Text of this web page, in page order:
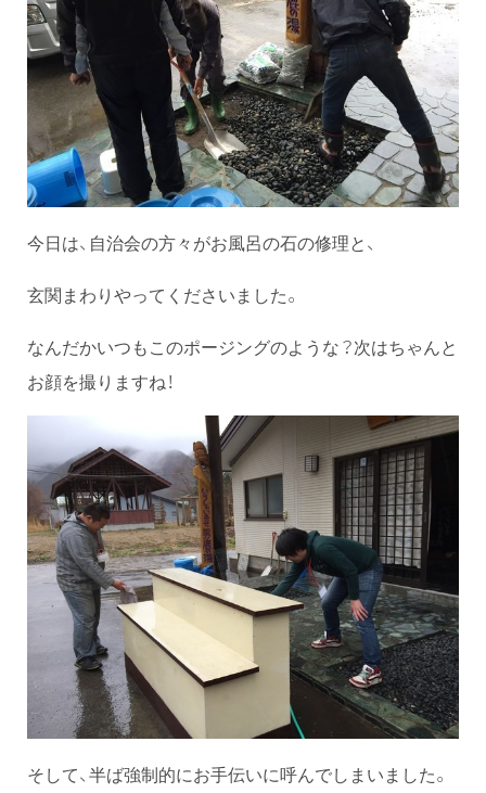
今日は、自治会の方々がお風呂の石の修理と、
玄関まわりやってくださいました。
なんだかいつもこのポージングのような？次はちゃんと
お顔を撮りますね！
そして、半ば強制的にお手伝いに呼んでしまいました。